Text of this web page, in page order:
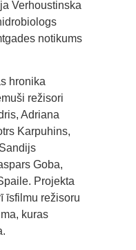
Verhoustinska
notikums
hronika
režisori
Adriana
Karpuhins,
Goba,
Projekta
īsfilmu režisoru
kuras